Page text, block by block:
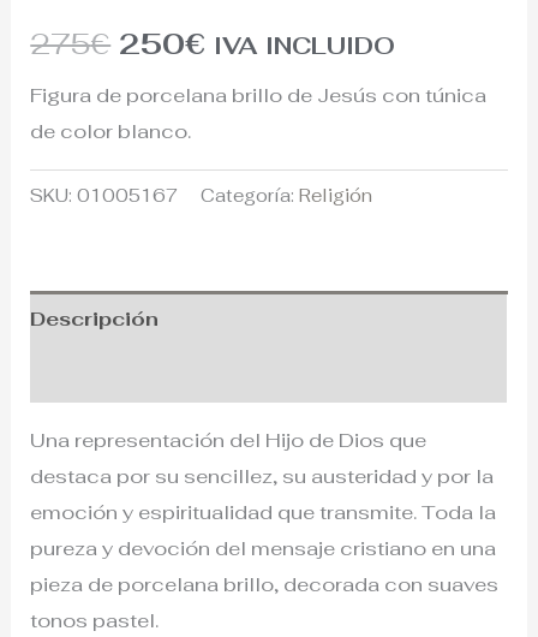
275€ 250€ IVA INCLUIDO
Figura de porcelana brillo de Jesús con túnica
de color blanco.
SKU:01005167 Categoría:Religión
Descripción
Una representación del Hijo de Dios que
destaca por su sencillez, su austeridad y por la
emoción y espiritualidad que transmite. Toda la
pureza y devoción del mensaje cristiano en una
pieza de porcelana brillo, decorada con suaves
tonos pastel.